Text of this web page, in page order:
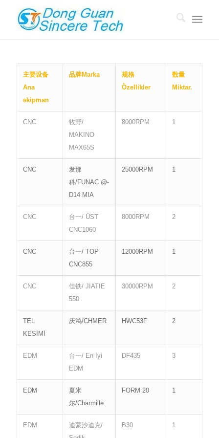
主要设备
Ana
ekipman
品牌Marka
规格
Özellikler
数量
Miktar.
CNC
牧野/
MAKINO
MAX65S
8000RPM 1
CNC
发那
科/FUNAC @-
D14 MIA
25000RPM 1
CNC
台一/ ÜST
CNC1060
8000RPM 2
CNC
台一/ TOP
CNC855
12000RPM 1
CNC
佳铁/ JIATIE
550
30000RPM 2
TEL
KESİMİ
庆鸿/CHMER HWC53F 2
EDM
台一/ En İyi
EDM
DF435 3
EDM
夏米
尔/Charmille
FORM 20 1
EDM
迪蒙沙迪克/
B30 1